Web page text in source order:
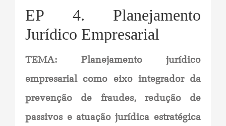
EP 4. Planejamento
Jurídico Empresarial
TEMA: Planejamento jurídico
empresarial como eixo integrador da
prevenção de fraudes, redução de
passivos e atuação jurídica estratégica